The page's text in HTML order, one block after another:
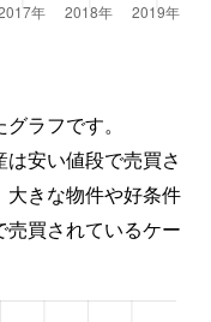
ラフです。
安い値段で売買さ
きな物件や好条件
買されているケー